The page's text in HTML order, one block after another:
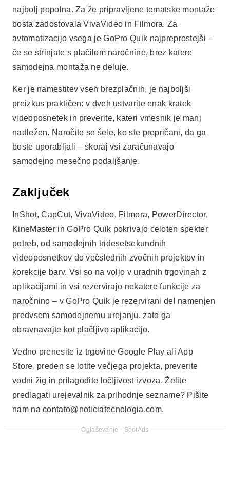
najbolj popolna. Za že pripravljene tematske montaže
bosta zadostovala VivaVideo in Filmora. Za
avtomatizacijo vsega je GoPro Quik najpreprostejši –
če se strinjate s plačilom naročnine, brez katere
samodejna montaža ne deluje.
Ker je namestitev vseh brezplačnih, je najboljši
preizkus praktičen: v dveh ustvarite enak kratek
videoposnetek in preverite, kateri vmesnik je manj
nadležen. Naročite se šele, ko ste prepričani, da ga
boste uporabljali – skoraj vsi zaračunavajo
samodejno mesečno podaljšanje.
Zaključek
InShot, CapCut, VivaVideo, Filmora, PowerDirector,
KineMaster in GoPro Quik pokrivajo celoten spekter
potreb, od samodejnih tridesetsekundnih
videoposnetkov do večslednih zvočnih projektov in
korekcije barv. Vsi so na voljo v uradnih trgovinah z
aplikacijami in vsi rezervirajo nekatere funkcije za
naročnino – v GoPro Quik je rezervirani del namenjen
predvsem samodejnemu urejanju, zato ga
obravnavajte kot plačljivo aplikacijo.
Vedno prenesite iz trgovine Google Play ali App
Store, preden se lotite večjega projekta, preverite
vodni žig in prilagodite ločljivost izvoza. Želite
predlagati urejevalnik za prihodnje sezname? Pišite
nam nacontato@noticiatecnologia.com.
Oglaševanje - SpotAds